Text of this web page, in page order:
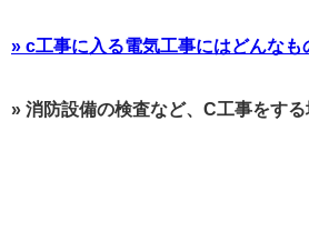
» c工事に入る電気工事にはどんなも
» 消防設備の検査など、C工事をす